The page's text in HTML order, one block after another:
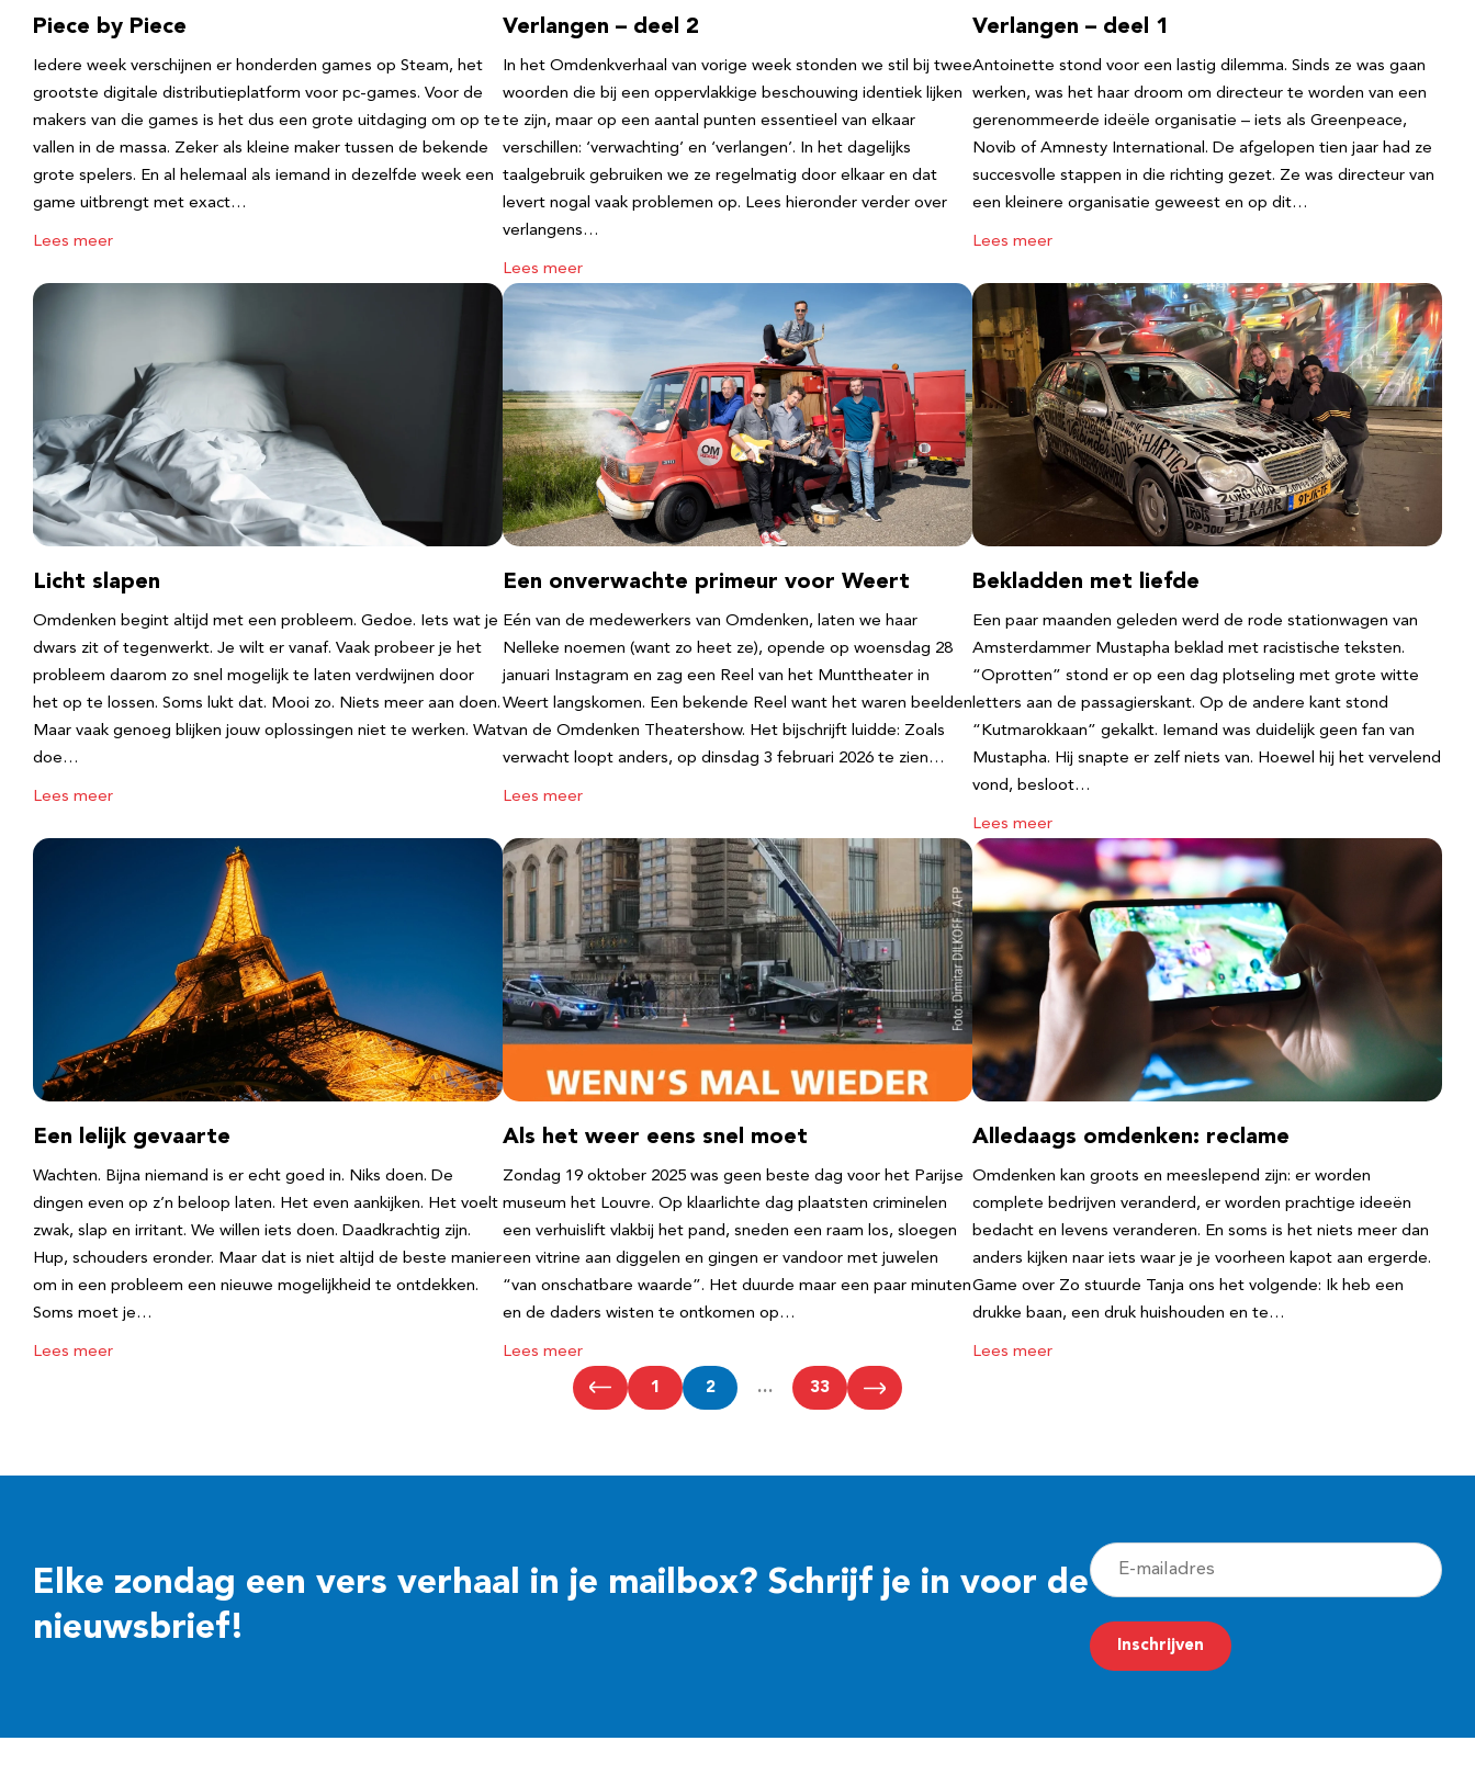
Piece by Piece
Iedere week verschijnen er honderden games op Steam, het
grootste digitale distributieplatform voor pc-games. Voor de
makers van die games is het dus een grote uitdaging om op te
vallen in de massa. Zeker als kleine maker tussen de bekende
grote spelers. En al helemaal als iemand in dezelfde week een
game uitbrengt met exact…
Lees meer
Verlangen – deel 2
In het Omdenkverhaal van vorige week stonden we stil bij twee
woorden die bij een oppervlakkige beschouwing identiek lijken
te zijn, maar op een aantal punten essentieel van elkaar
verschillen: ‘verwachting’ en ‘verlangen’. In het dagelijks
taalgebruik gebruiken we ze regelmatig door elkaar en dat
levert nogal vaak problemen op. Lees hieronder verder over
verlangens…
Lees meer
Verlangen – deel 1
Antoinette stond voor een lastig dilemma. Sinds ze was gaan
werken, was het haar droom om directeur te worden van een
gerenommeerde ideële organisatie – iets als Greenpeace,
Novib of Amnesty International. De afgelopen tien jaar had ze
succesvolle stappen in die richting gezet. Ze was directeur van
een kleinere organisatie geweest en op dit…
Lees meer
Licht slapen
Omdenken begint altijd met een probleem. Gedoe. Iets wat je
dwars zit of tegenwerkt. Je wilt er vanaf. Vaak probeer je het
probleem daarom zo snel mogelijk te laten verdwijnen door
het op te lossen. Soms lukt dat. Mooi zo. Niets meer aan doen.
Maar vaak genoeg blijken jouw oplossingen niet te werken. Wat
doe…
Lees meer
Een onverwachte primeur voor Weert
Eén van de medewerkers van Omdenken, laten we haar
Nelleke noemen (want zo heet ze), opende op woensdag 28
januari Instagram en zag een Reel van het Munttheater in
Weert langskomen. Een bekende Reel want het waren beelden
van de Omdenken Theatershow. Het bijschrijft luidde: Zoals
verwacht loopt anders, op dinsdag 3 februari 2026 te zien…
Lees meer
Bekladden met liefde
Een paar maanden geleden werd de rode stationwagen van
Amsterdammer Mustapha beklad met racistische teksten.
“Oprotten” stond er op een dag plotseling met grote witte
letters aan de passagierskant. Op de andere kant stond
“Kutmarokkaan” gekalkt. Iemand was duidelijk geen fan van
Mustapha. Hij snapte er zelf niets van. Hoewel hij het vervelend
vond, besloot…
Lees meer
Een lelijk gevaarte
Wachten. Bijna niemand is er echt goed in. Niks doen. De
dingen even op z’n beloop laten. Het even aankijken. Het voelt
zwak, slap en irritant. We willen iets doen. Daadkrachtig zijn.
Hup, schouders eronder. Maar dat is niet altijd de beste manier
om in een probleem een nieuwe mogelijkheid te ontdekken.
Soms moet je…
Lees meer
Als het weer eens snel moet
Zondag 19 oktober 2025 was geen beste dag voor het Parijse
museum het Louvre. Op klaarlichte dag plaatsten criminelen
een verhuislift vlakbij het pand, sneden een raam los, sloegen
een vitrine aan diggelen en gingen er vandoor met juwelen
“van onschatbare waarde”. Het duurde maar een paar minuten
en de daders wisten te ontkomen op…
Lees meer
Alledaags omdenken: reclame
Omdenken kan groots en meeslepend zijn: er worden
complete bedrijven veranderd, er worden prachtige ideeën
bedacht en levens veranderen. En soms is het niets meer dan
anders kijken naar iets waar je je voorheen kapot aan ergerde.
Game over Zo stuurde Tanja ons het volgende: Ik heb een
drukke baan, een druk huishouden en te…
Lees meer
1 2 … 33
Elke zondag een vers verhaal in je mailbox? Schrijf je in voor de
nieuwsbrief!
E
-
m
a
Inschrijven